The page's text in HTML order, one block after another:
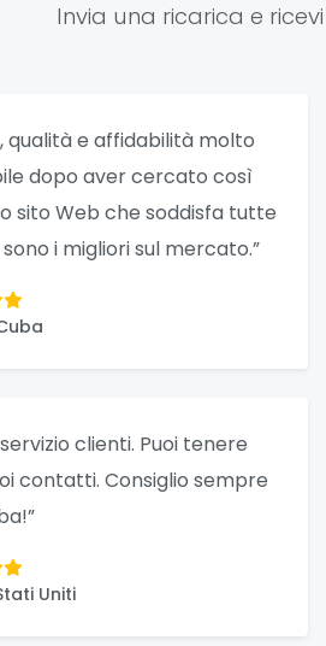
Invia una ricarica e
qualità e affidabilità molto
dopo aver cercato così
sito Web che soddisfa tutte
i migliori sul mercato.”
clienti. Puoi tenere
contatti. Consiglio sempre
Uniti